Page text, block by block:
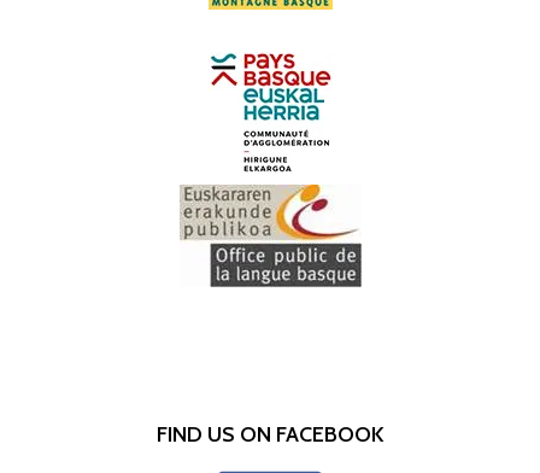
FIND US ON FACEBOOK